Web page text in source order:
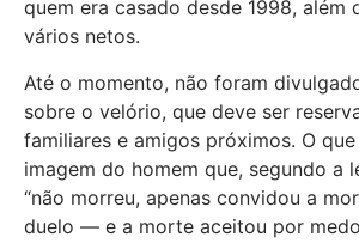
quem era casado desde 1998, além
vários netos.
Até o momento, não foram
sobre o velório, que deve ser
familiares e amigos próximos. O
imagem do homem que, segundo a
“não morreu, apenas convidou a
duelo — e a morte aceitou por